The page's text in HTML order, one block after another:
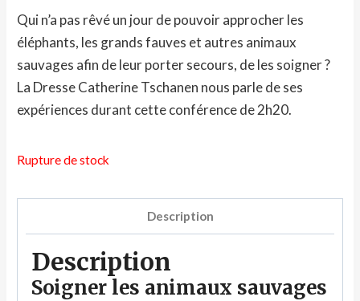
Qui n’a pas rêvé un jour de pouvoir approcher les
éléphants, les grands fauves et autres animaux
sauvages afin de leur porter secours, de les soigner ?
La Dresse Catherine Tschanen nous parle de ses
expériences durant cette conférence de 2h20.
Rupture de stock
Description
Description
Soigner les animaux sauvages